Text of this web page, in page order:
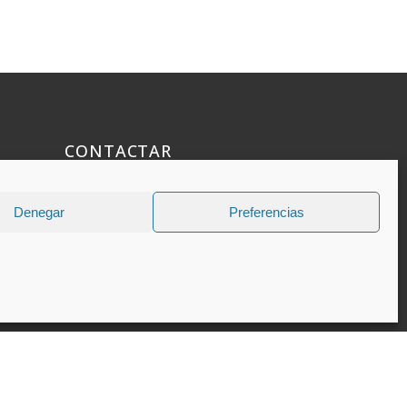
Denegar Preferencias
CONTACTAR
925 508 922